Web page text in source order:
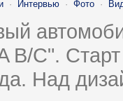
· Интервью · Фото ·
B/C".
Над